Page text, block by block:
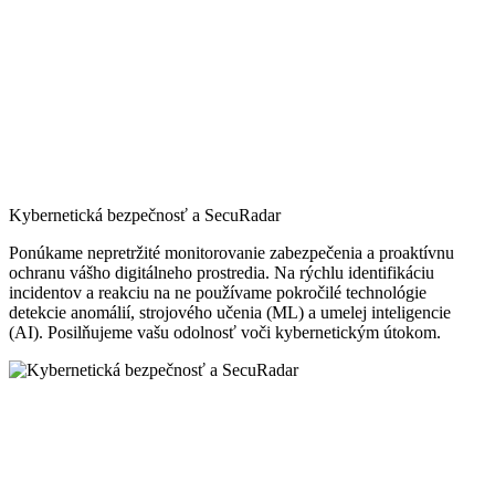
Kybernetická bezpečnosť a SecuRadar
Ponúkame nepretržité monitorovanie zabezpečenia a proaktívnu
ochranu vášho digitálneho prostredia. Na rýchlu identifikáciu
incidentov a reakciu na ne používame pokročilé technológie
detekcie anomálií, strojového učenia (ML) a umelej inteligencie
(AI). Posilňujeme vašu odolnosť voči kybernetickým útokom.